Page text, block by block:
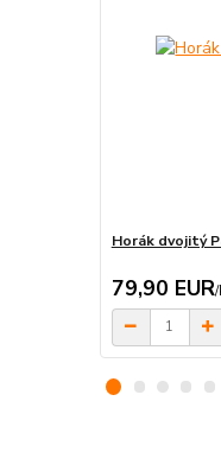
Horák dvojitý
79,90 EUR/